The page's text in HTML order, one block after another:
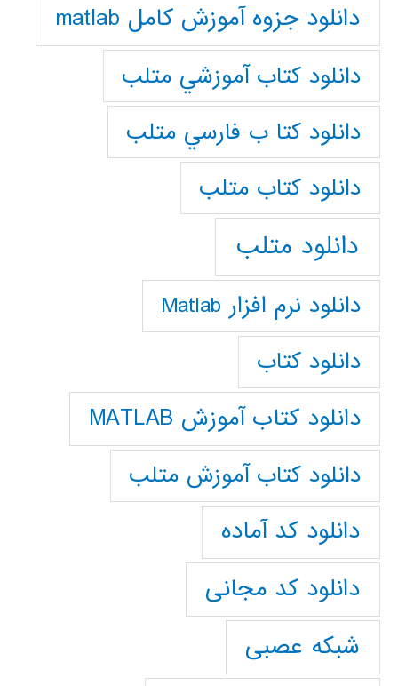
دانلود جزوه آموزش کامل matlab
دانلود كتاب آموزشي متلب
دانلود كتا ب فارسي متلب
دانلود كتاب متلب
دانلود متلب
دانلود نرم افزار Matlab
دانلود کتاب
دانلود کتاب آموزش MATLAB
دانلود کتاب آموزش متلب
دانلود کد آماده
دانلود کد مجانی
شبکه عصبی